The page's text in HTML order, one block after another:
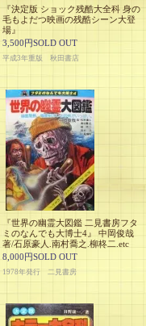
『決定版 ショック残酷大全科 身の
毛もよだつ映画の残酷シーン大登
場』
3,500円SOLD OUT
平成3年重版 秋田書店
『世界の幽霊大図鑑 二見書房フタ
ミのなんでも大博士4』 中岡俊哉
著/石原豪人.南村喬之.柳柊二.etc
8,000円SOLD OUT
1978年発行 二見書房